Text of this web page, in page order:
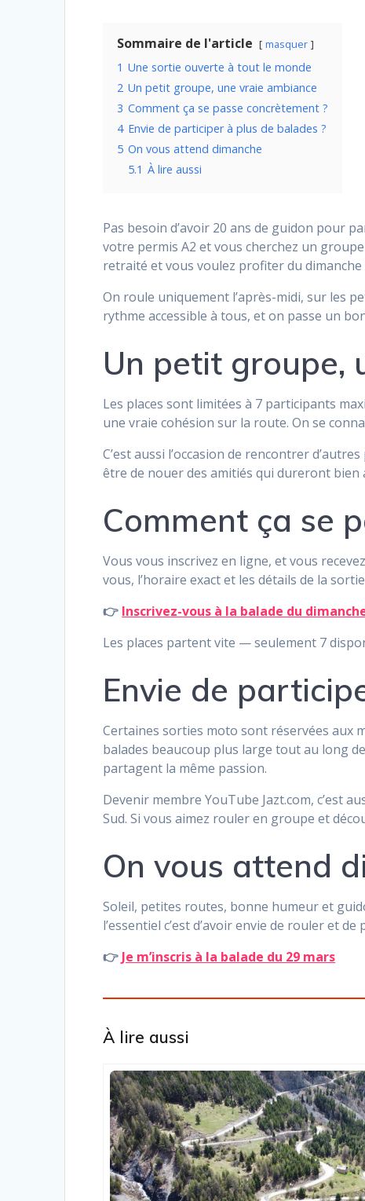
Sommaire de l'article masquer
1 Une sortie ouverte à tout le monde
2 Un petit groupe, une vraie ambiance
3 Comment ça se passe concrètement ?
4 Envie de participer à plus de balades ?
5 On vous attend dimanche
5.1 À lire aussi
Pas besoin d’avoir 20 ans de guidon pour
votre permis A2 et vous cherchez un
retraité et vous voulez profiter du
On roule uniquement l’après-midi, sur les
rythme accessible à tous, et on passe un
Un petit groupe,
Les places sont limitées à 7 participants
une vraie cohésion sur la route. On se
C’est aussi l’occasion de rencontrer
être de nouer des amitiés qui dureront bien
Comment ça se
Vous vous inscrivez en ligne, et vous
vous, l’horaire exact et les détails de la
👉 Inscrivez-vous à la balade du
Les places partent vite — seulement 7
Envie de
Certaines sorties moto sont réservées aux
balades beaucoup plus large tout au long
partagent la même passion.
Devenir membre YouTube Jazt.com, c’est
Sud. Si vous aimez rouler en groupe et
On vous attend
Soleil, petites routes, bonne humeur et
l’essentiel c’est d’avoir envie de rouler et
👉 Je m’inscris à la balade du 29 mars
À lire aussi